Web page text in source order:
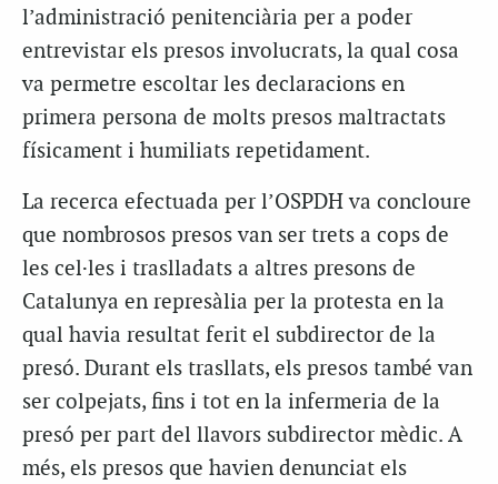
l’administració penitenciària per a poder
entrevistar els presos involucrats, la qual cosa
va permetre escoltar les declaracions en
primera persona de molts presos maltractats
físicament i humiliats repetidament.
La recerca efectuada per l’OSPDH va concloure
que nombrosos presos van ser trets a cops de
les cel·les i traslladats a altres presons de
Catalunya en represàlia per la protesta en la
qual havia resultat ferit el subdirector de la
presó. Durant els trasllats, els presos també van
ser colpejats, fins i tot en la infermeria de la
presó per part del llavors subdirector mèdic. A
més, els presos que havien denunciat els